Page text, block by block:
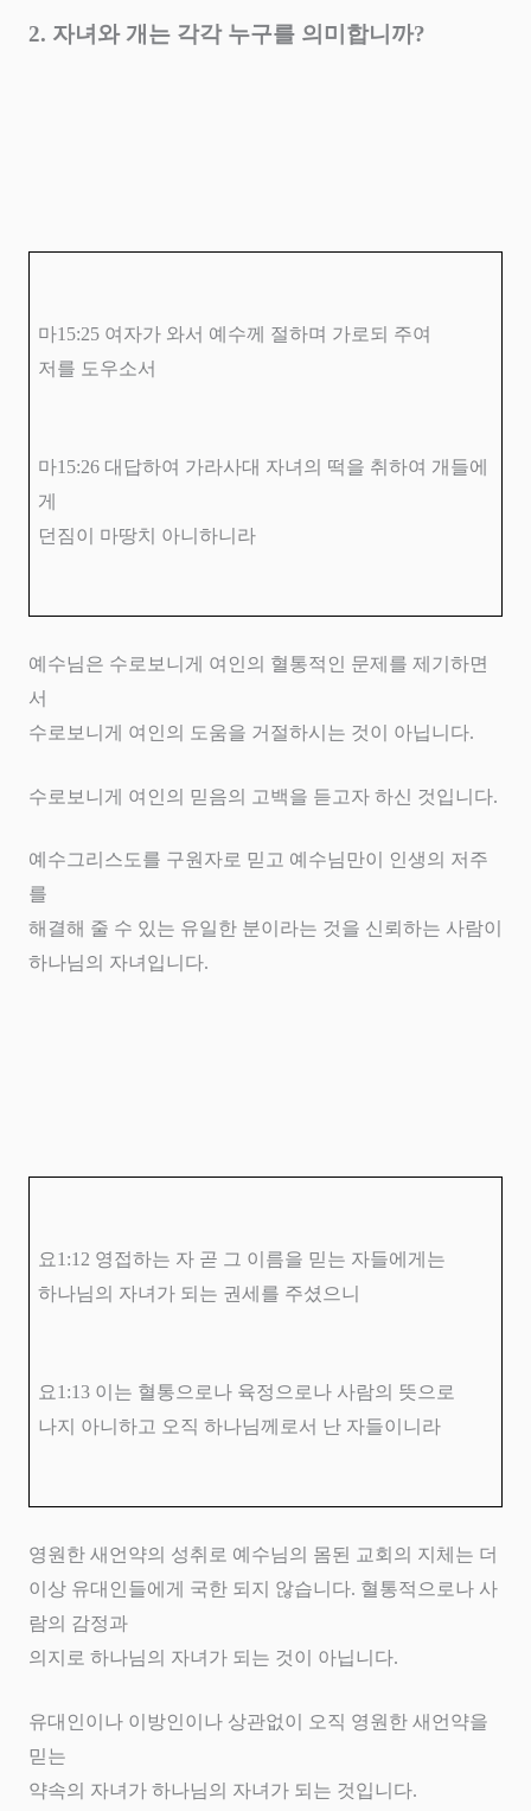
2. 자녀와 개는 각각 누구를 의미합니까?
마15:25 여자가 와서 예수께 절하며 가로되 주여
저를 도우소서
마15:26 대답하여 가라사대 자녀의 떡을 취하여 개들에
게
던짐이 마땅치 아니하니라
예수님은 수로보니게 여인의 혈통적인 문제를 제기하면
서
수로보니게 여인의 도움을 거절하시는 것이 아닙니다.
수로보니게 여인의 믿음의 고백을 듣고자 하신 것입니다.
예수그리스도를 구원자로 믿고 예수님만이 인생의 저주
를
해결해 줄 수 있는 유일한 분이라는 것을 신뢰하는 사람이
하나님의 자녀입니다.
요1:12 영접하는 자 곧 그 이름을 믿는 자들에게는
하나님의 자녀가 되는 권세를 주셨으니
요1:13 이는 혈통으로나 육정으로나 사람의 뜻으로
나지 아니하고 오직 하나님께로서 난 자들이니라
영원한 새언약의 성취로 예수님의 몸된 교회의 지체는 더
이상 유대인들에게 국한 되지 않습니다. 혈통적으로나 사
람의 감정과
의지로 하나님의 자녀가 되는 것이 아닙니다.
유대인이나 이방인이나 상관없이 오직 영원한 새언약을
믿는
약속의 자녀가 하나님의 자녀가 되는 것입니다.